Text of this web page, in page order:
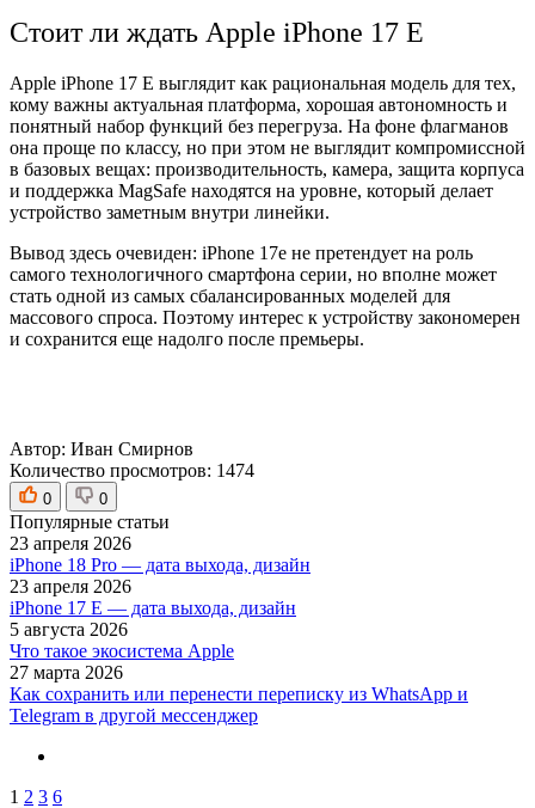
Стоит ли ждать Apple iPhone 17 E
Apple iPhone 17 E выглядит как рациональная модель для тех,
кому важны актуальная платформа, хорошая автономность и
понятный набор функций без перегруза. На фоне флагманов
она проще по классу, но при этом не выглядит компромиссной
в базовых вещах: производительность, камера, защита корпуса
и поддержка MagSafe находятся на уровне, который делает
устройство заметным внутри линейки.
Вывод здесь очевиден: iPhone 17e не претендует на роль
самого технологичного смартфона серии, но вполне может
стать одной из самых сбалансированных моделей для
массового спроса. Поэтому интерес к устройству закономерен
и сохранится еще надолго после премьеры.
Автор: Иван Смирнов
Количество просмотров: 1474
0 0
Популярные статьи
23 апреля 2026
iPhone 18 Pro — дата выхода, дизайн
23 апреля 2026
iPhone 17 E — дата выхода, дизайн
5 августа 2026
Что такое экосистема Apple
27 марта 2026
Как сохранить или перенести переписку из WhatsApp и
Telegram в другой мессенджер
1 2 3 6